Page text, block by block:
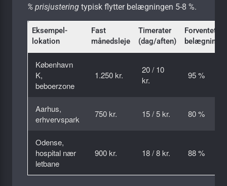
% prisjustering typisk flytter belægningen 5-8 %.
Eksempel-
lokation
Fast
månedsleje
Timerater
(dag/aften)
Forventet
belægning
København
K,
beboerzone
1.250 kr.
20 / 10
kr.
95 %
Aarhus,
erhvervspark
750 kr. 15 / 5 kr. 80 %
Odense,
hospital nær
letbane
900 kr. 18 / 8 kr. 88 %